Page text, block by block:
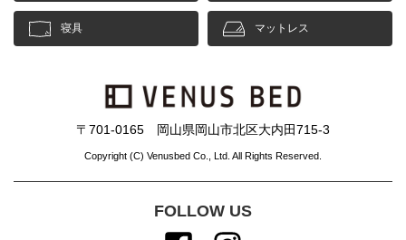
寝具 マットレス
〒701-0165 岡山県岡山市北区大内田715-3
Copyright (C) Venusbed Co., Ltd. All Rights Reserved.
FOLLOW US